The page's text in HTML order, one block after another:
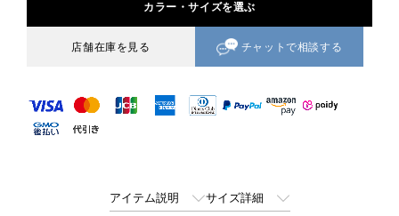
カラー・サイズを選ぶ
店舗在庫を見る チャットで相談する
アイテム説明 サイズ詳細